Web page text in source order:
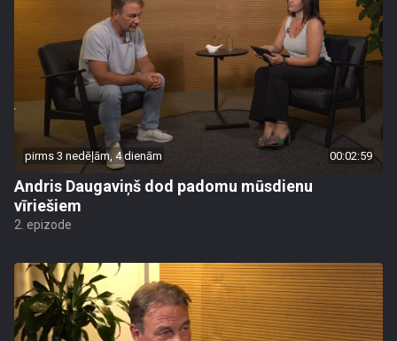
pirms 3 nedēļām, 4 dienām 00:02:59
Andris Daugaviņš dod padomu mūsdienu
vīriešiem
2. epizode